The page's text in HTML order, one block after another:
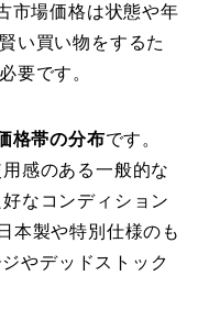
市場価格は状態や年
い買い物をするた
要です。
格帯の分布です。
感のある一般的な
なコンディション
本製や特別仕様のも
やデッドストック